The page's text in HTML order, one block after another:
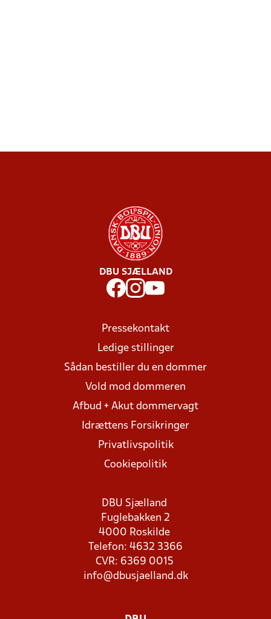
DBU SJÆLLAND
Pressekontakt
Ledige stillinger
Sådan bestiller du en dommer
Vold mod dommeren
Afbud + Akut dommervagt
Idrættens Forsikringer
Privatlivspolitik
Cookiepolitik
DBU Sjælland
Fuglebakken 2
4000 Roskilde
Telefon: 4632 3366
CVR: 6369 0015
info@dbusjaelland.dk